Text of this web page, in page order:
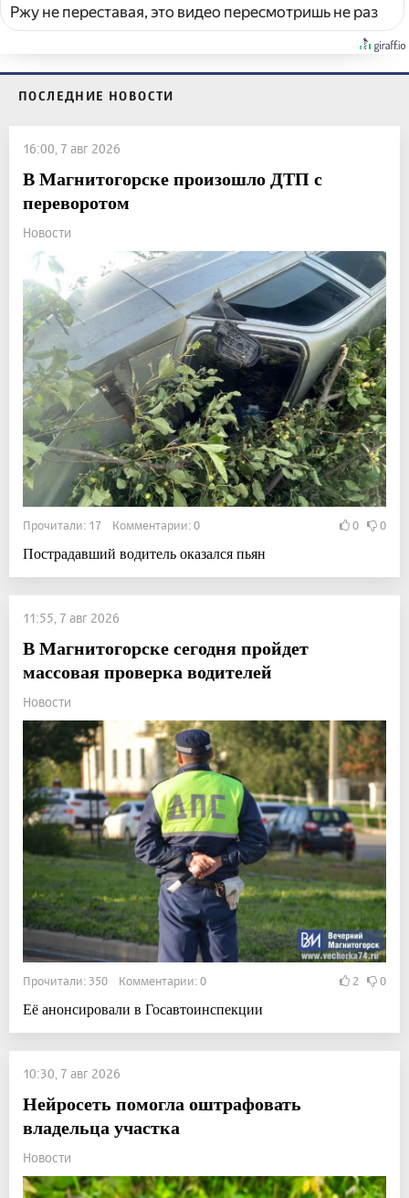
Ржу не переставая, это видео пересмотришь не раз
ПОСЛЕДНИЕ НОВОСТИ
16:00, 7 авг 2026
В Магнитогорске произошло ДТП с
переворотом
Новости
Прочитали: 17 Комментарии: 0 0 0
Пострадавший водитель оказался пьян
11:55, 7 авг 2026
В Магнитогорске сегодня пройдет
массовая проверка водителей
Новости
Прочитали: 350 Комментарии: 0 2 0
Её анонсировали в Госавтоинспекции
10:30, 7 авг 2026
Нейросеть помогла оштрафовать
владельца участка
Новости